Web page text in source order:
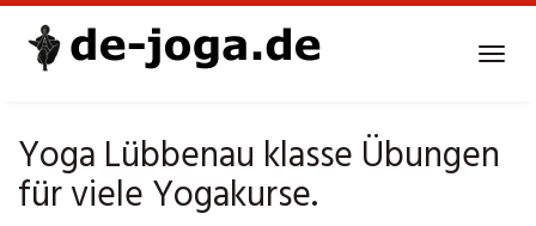
Yoga Lübbenau klasse Übungen
für viele Yogakurse.